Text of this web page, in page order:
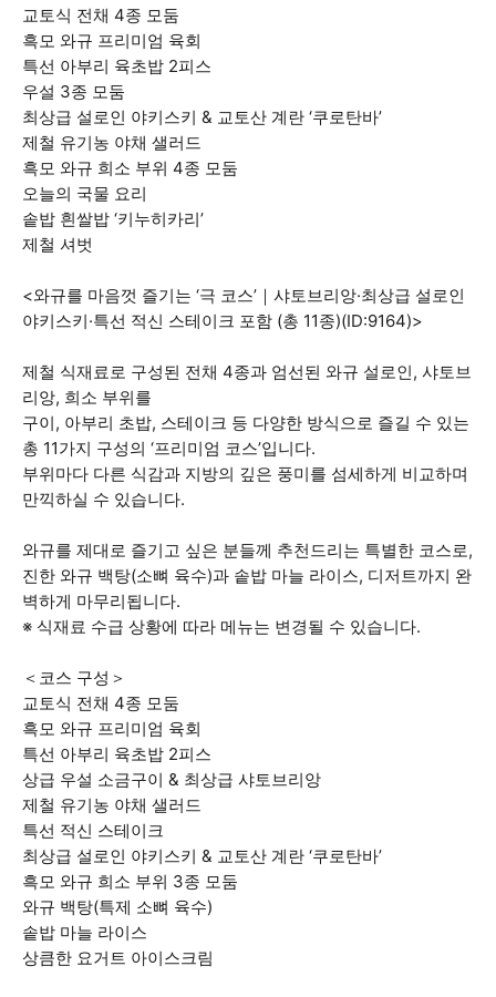
교토식 전채 4종 모둠
흑모 와규 프리미엄 육회
특선 아부리 육초밥 2피스
우설 3종 모둠
최상급 설로인 야키스키 & 교토산 계란 ‘쿠로탄바’
제철 유기농 야채 샐러드
흑모 와규 희소 부위 4종 모둠
오늘의 국물 요리
솥밥 흰쌀밥 ‘키누히카리’
제철 셔벗
<와규를 마음껏 즐기는 ‘극 코스’｜샤토브리앙·최상급 설로인
야키스키·특선 적신 스테이크 포함 (총 11종)(ID:9164)>
제철 식재료로 구성된 전채 4종과 엄선된 와규 설로인, 샤토브
리앙, 희소 부위를
구이, 아부리 초밥, 스테이크 등 다양한 방식으로 즐길 수 있는
총 11가지 구성의 ‘프리미엄 코스’입니다.
부위마다 다른 식감과 지방의 깊은 풍미를 섬세하게 비교하며
만끽하실 수 있습니다.
와규를 제대로 즐기고 싶은 분들께 추천드리는 특별한 코스로,
진한 와규 백탕(소뼈 육수)과 솥밥 마늘 라이스, 디저트까지 완
벽하게 마무리됩니다.
※ 식재료 수급 상황에 따라 메뉴는 변경될 수 있습니다.
＜코스 구성＞
교토식 전채 4종 모둠
흑모 와규 프리미엄 육회
특선 아부리 육초밥 2피스
상급 우설 소금구이 & 최상급 샤토브리앙
제철 유기농 야채 샐러드
특선 적신 스테이크
최상급 설로인 야키스키 & 교토산 계란 ‘쿠로탄바’
흑모 와규 희소 부위 3종 모둠
와규 백탕(특제 소뼈 육수)
솥밥 마늘 라이스
상큼한 요거트 아이스크림